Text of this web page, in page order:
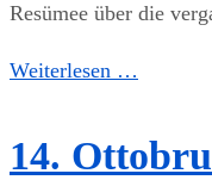
Resümee über die
Weiterlesen …
14.